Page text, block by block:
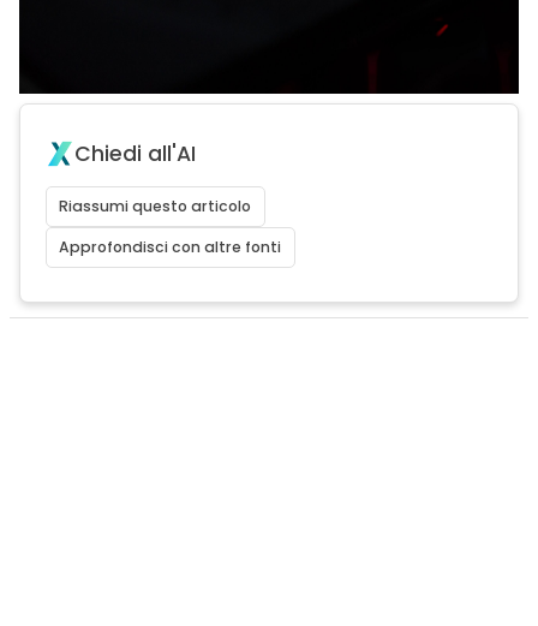
Chiedi all'AI
Riassumi questo articolo
Approfondisci con altre fonti